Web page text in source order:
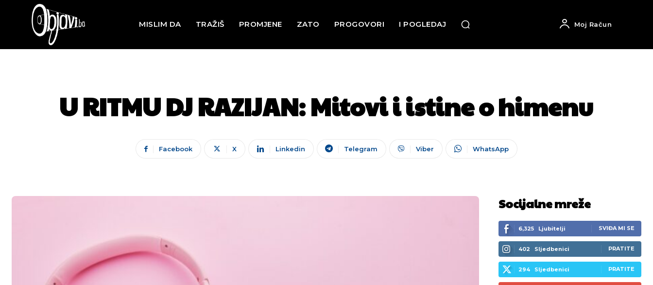
MISLIM DA TRAŽIŠ PROMJENE ZATO PROGOVORI I POGLEDAJ Moj Račun
U RITMU DJ RAZIJAN: Mitovi i istine o himenu
Facebook X Linkedin Telegram Viber WhatsApp
Socijalne mreže
6,325 Ljubitelji SVIĐA MI SE
402 Sljedbenici PRATITE
294 Sljedbenici PRATITE